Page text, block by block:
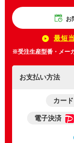
お
最短
※受注生産型番・メー
お支払い方法
カード
電子決済